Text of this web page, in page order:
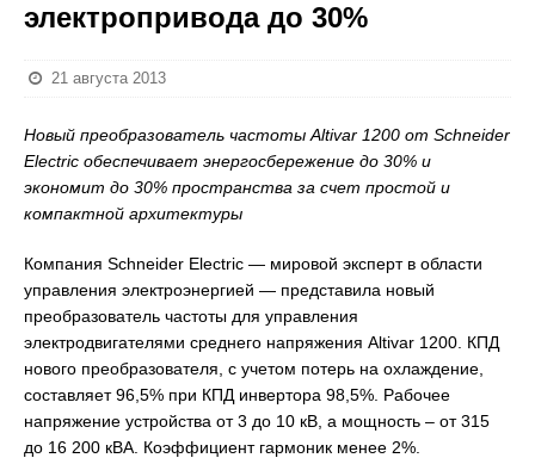
электропривода до 30%
21 августа 2013
Новый преобразователь частоты Altivar 1200 от Schneider
Electric обеспечивает энергосбережение до 30% и
экономит до 30% пространства за счет простой и
компактной архитектуры
Компания Schneider Electric — мировой эксперт в области
управления электроэнергией — представила новый
преобразователь частоты для управления
электродвигателями среднего напряжения Altivar 1200. КПД
нового преобразователя, с учетом потерь на охлаждение,
составляет 96,5% при КПД инвертора 98,5%. Рабочее
напряжение устройства от 3 до 10 кВ, а мощность – от 315
до 16 200 кВА. Коэффициент гармоник менее 2%.